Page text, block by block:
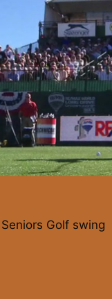
Seniors Golf swing